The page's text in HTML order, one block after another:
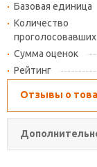
Базовая единица
Количество
проголосовавших
Сумма оценок
Рейтинг
Отзывы о